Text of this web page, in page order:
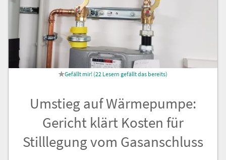
Hasen & Köpfe
Über uns
Netiquette
Nachricht an die
Redaktion
22 Lesern gefällt das
Umstieg auf Wärmepumpe:
Gericht klärt Kosten für
Stilllegung vom Gasanschluss